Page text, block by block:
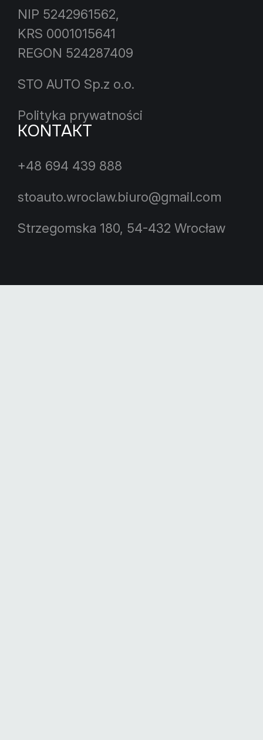
NIP 5242961562,
KRS 0001015641
REGON 524287409
STO AUTO Sp.z o.o.
Polityka prywatności
KONTAKT
+48 694 439 888
stoauto.wroclaw.biuro@gmail.com
Strzegomska 180, 54-432 Wrocław